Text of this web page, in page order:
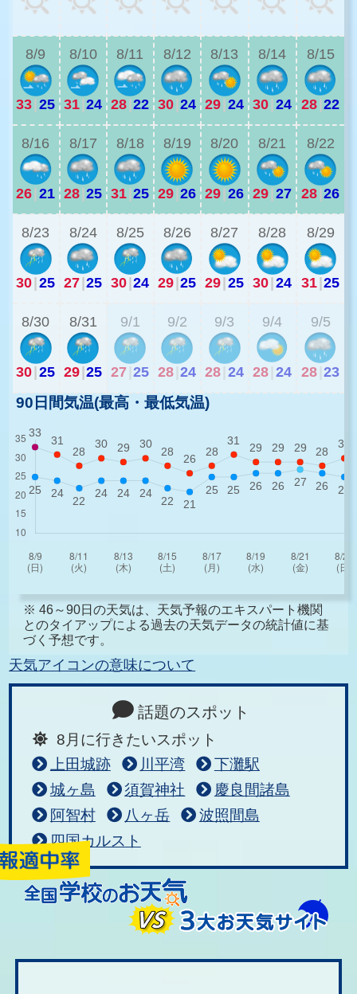
8/9
33|25
8/10
31|24
8/11
28|22
8/12
30|24
8/13
29|24
8/14
30|24
8/15
28|22
8/16
26|21
8/17
28|25
8/18
31|25
8/19
29|26
8/20
29|26
8/21
29|27
8/22
28|26
8/23
30|25
8/24
27|25
8/25
30|24
8/26
29|25
8/27
29|25
8/28
30|24
8/29
31|25
8/30
30|25
8/31
29|25
9/1
27 25
9/2
28 24
9/3
28 24
9/4
28 24
9/5
28 23
90日間気温(最高・最低気温)
※ 46～90日の天気は、天気予報のエキスパート機関
とのタイアップによる過去の天気データの統計値に基
づく予想です。
天気アイコンの意味について
話題のスポット
8月に行きたいスポット
上田城跡
川平湾
下灘駅
城ヶ島
須賀神社
慶良間諸島
阿智村
八ヶ岳
波照間島
四国カルスト